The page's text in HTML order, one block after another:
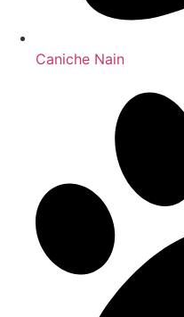
Caniche Nain